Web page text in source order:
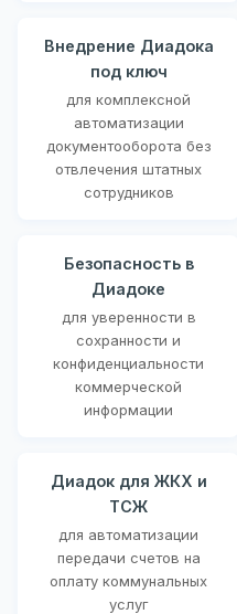
Внедрение Диадока
под ключ
для комплексной
автоматизации
документооборота без
отвлечения штатных
сотрудников
Безопасность в
Диадоке
для уверенности в
сохранности и
конфиденциальности
коммерческой
информации
Диадок для ЖКХ и
ТСЖ
для автоматизации
передачи счетов на
оплату коммунальных
услуг